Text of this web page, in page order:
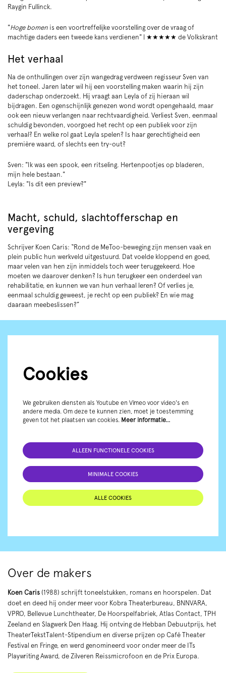
Raygin Fullinck.
"Hoge bomen is een voortreffelijke voorstelling over de vraag of
machtige daders een tweede kans verdienen" | ★★★★★ de Volkskrant
Het verhaal
Na de onthullingen over zijn wangedrag verdween regisseur Sven van
het toneel. Jaren later wil hij een voorstelling maken waarin hij zijn
daderschap onderzoekt. Hij vraagt aan Leyla of zij hieraan wil
bijdragen. Een ogenschijnlijk genezen wond wordt opengehaald, maar
ook een nieuw verlangen naar rechtvaardigheid. Verliest Sven, eenmaal
schuldig bevonden, voorgoed het recht op een publiek voor zijn
verhaal? En welke rol gaat Leyla spelen? Is haar gerechtigheid een
première waard, of slechts een try-out?
Sven: "Ik was een spook, een ritseling. Hertenpootjes op bladeren,
mijn hele bestaan."
Leyla: "Is dit een preview?"
Macht, schuld, slachtofferschap en
vergeving
Schrijver Koen Caris: “Rond de MeToo-beweging zijn mensen vaak en
plein public hun werkveld uitgestuurd. Dat voelde kloppend en goed,
maar velen van hen zijn inmiddels toch weer teruggekeerd. Hoe
moeten we daarover denken? Is hun terugkeer een onderdeel van
rehabilitatie, en kunnen we van hun verhaal leren? Of verlies je,
eenmaal schuldig geweest, je recht op een publiek? En wie mag
daaraan meebeslissen?”
Cookies
We gebruiken diensten als Youtube en Vimeo voor video's en
andere media. Om deze te kunnen zien, moet je toestemming
geven tot het plaatsen van cookies. Meer informatie…
ALLEEN FUNCTIONELE COOKIES
MINIMALE COOKIES
ALLE COOKIES
Over de makers
Koen Caris (1988) schrijft toneelstukken, romans en hoorspelen. Dat
doet en deed hij onder meer voor Kobra Theaterbureau, BNNVARA,
VPRO, Bellevue Lunchtheater, De Hoorspelfabriek, Atlas Contact, TPH
Zeeland en Slagwerk Den Haag. Hij ontving de Hebban Debuutprijs, het
TheaterTekstTalent-Stipendium en diverse prijzen op Café Theater
Festival en Fringe, en werd genomineerd voor onder meer de ITs
Playwriting Award, de Zilveren Reissmicrofoon en de Prix Europa.